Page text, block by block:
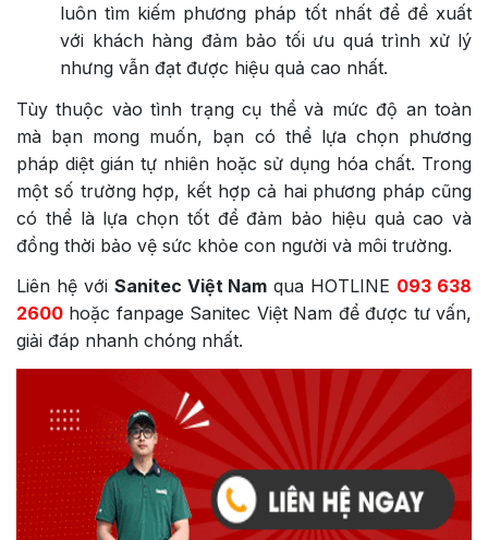
luôn tìm kiếm phương pháp tốt nhất để đề xuất
với khách hàng đảm bảo tối ưu quá trình xử lý
nhưng vẫn đạt được hiệu quả cao nhất.
Tùy thuộc vào tình trạng cụ thể và mức độ an toàn
mà bạn mong muốn, bạn có thể lựa chọn phương
pháp diệt gián tự nhiên hoặc sử dụng hóa chất. Trong
một số trường hợp, kết hợp cả hai phương pháp cũng
có thể là lựa chọn tốt để đảm bảo hiệu quả cao và
đồng thời bảo vệ sức khỏe con người và môi trường.
Liên hệ với Sanitec Việt Nam qua HOTLINE 093 638
2600 hoặc fanpage Sanitec Việt Nam để được tư vấn,
giải đáp nhanh chóng nhất.